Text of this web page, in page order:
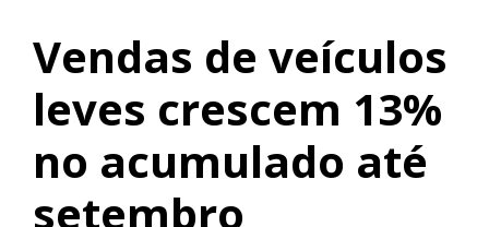
Vendas de veículos
leves crescem 13%
no acumulado até
setembro